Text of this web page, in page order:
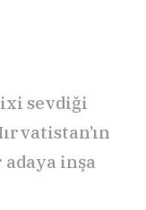
sevdiği
inşa